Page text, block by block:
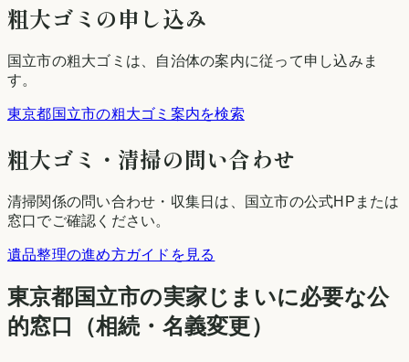
粗大ゴミの申し込み
国立市の粗大ゴミは、自治体の案内に従って申し込みま
す。
東京都国立市の粗大ゴミ案内を検索
粗大ゴミ・清掃の問い合わせ
清掃関係の問い合わせ・収集日は、 国立市の公式HPまたは
窓口でご確認ください。
遺品整理の進め方ガイドを見る
東京都国立市の実家じまいに必要な公
的窓口（相続・名義変更）